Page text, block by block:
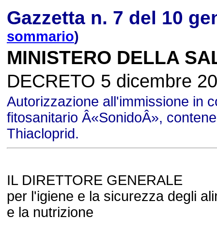
Gazzetta n. 7 del 10
sommario)
MINISTERO DELLA
DECRETO 5 dicembre
Autorizzazione all'immissione in
fitosanitario Â«SonidoÂ»,
Thiacloprid.
IL DIRETTORE GENERALE
per l'igiene e la sicurezza degli
e la nutrizione